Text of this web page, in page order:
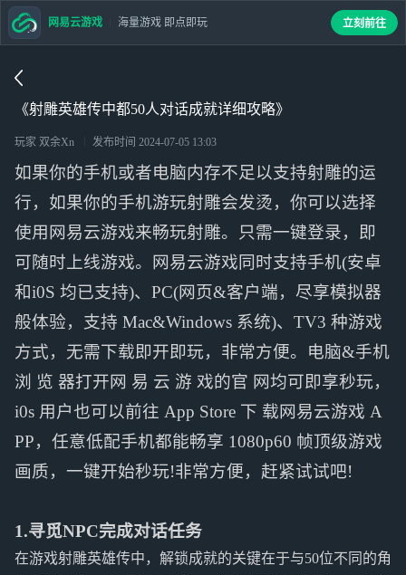
《射雕英雄传中都50人对话成就详细攻略》
玩家 双余Xn 发布时间 2024-07-05 13:03
如果你的手机或者电脑内存不足以支持射雕的运
行，如果你的手机游玩射雕会发烫，你可以选择
使用网易云游戏来畅玩射雕。只需一键登录，即
可随时上线游戏。网易云游戏同时支持手机(安卓
和i0S 均已支持)、PC(网页&客户端，尽享模拟器
般体验，支持 Mac&Windows 系统)、TV3 种游戏
方式，无需下载即开即玩，非常方便。电脑&手机
浏 览 器打开网 易 云 游 戏的官 网均可即享秒玩，
i0s 用户也可以前往 App Store 下 载网易云游戏 A
PP，任意低配手机都能畅享 1080p60 帧顶级游戏
画质，一键开始秒玩!非常方便，赶紧试试吧!
1.寻觅NPC完成对话任务
在游戏射雕英雄传中，解锁成就的关键在于与50位不同的角
网易云游戏 海量游戏 即点即玩 立刻前往